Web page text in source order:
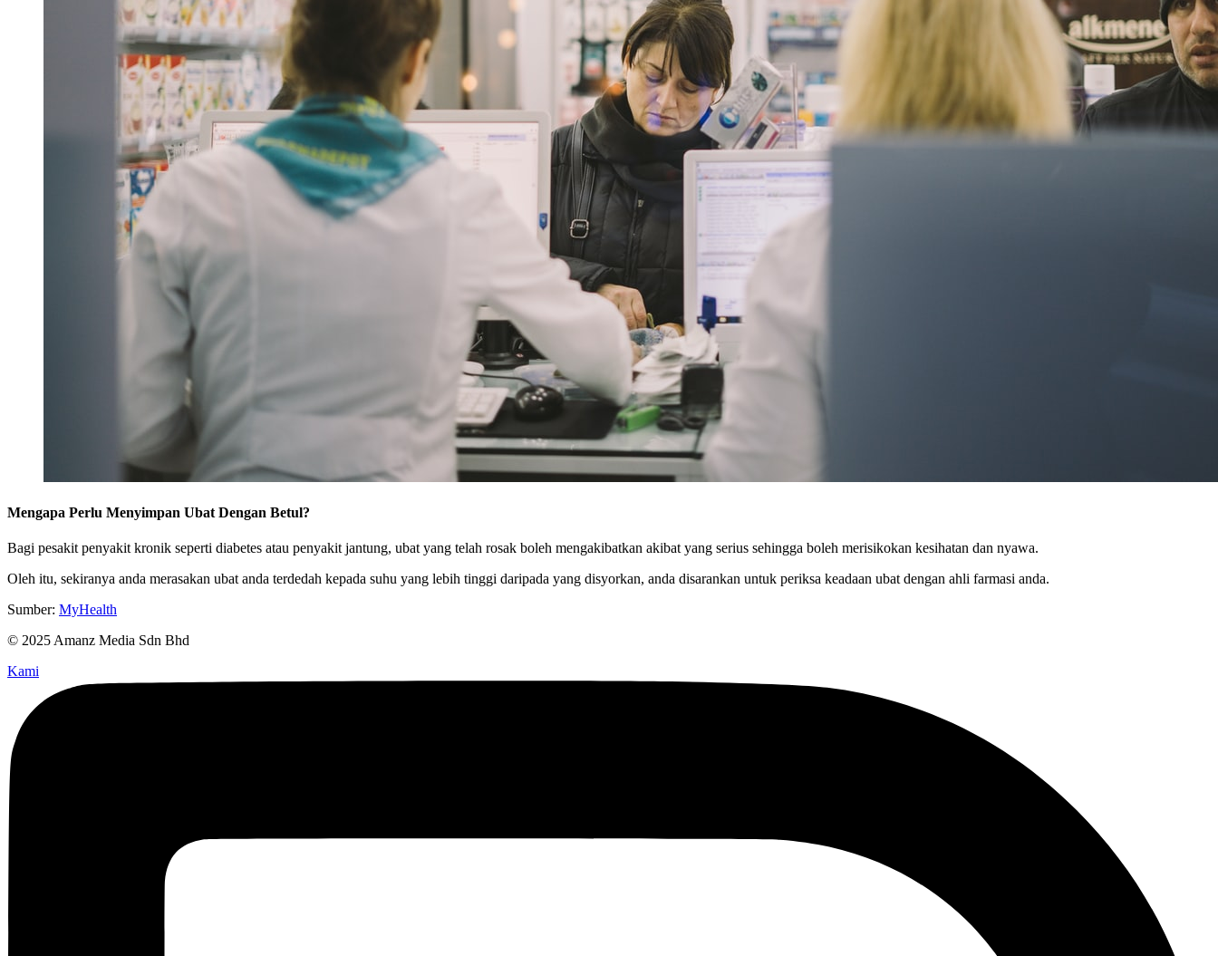
Mengapa Perlu Menyimpan Ubat Dengan Betul?
Bagi pesakit penyakit kronik seperti diabetes atau penyakit jantung, ubat yang telah rosak boleh mengakibatkan akibat yang serius sehingga boleh merisikokan kesihatan dan nyawa.
Oleh itu, sekiranya anda merasakan ubat anda terdedah kepada suhu yang lebih tinggi daripada yang disyorkan, anda disarankan untuk periksa keadaan ubat dengan ahli farmasi anda.
Sumber: MyHealth
© 2025 Amanz Media Sdn Bhd
Kami